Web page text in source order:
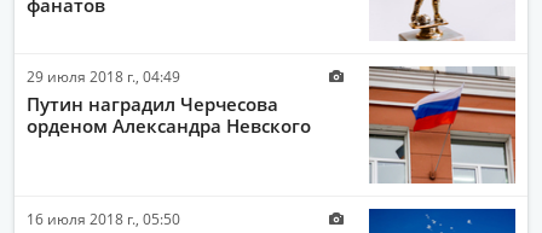
фанатов
29 июля 2018 г., 04:49
Путин наградил Черчесова
орденом Александра Невского
16 июля 2018 г., 05:50